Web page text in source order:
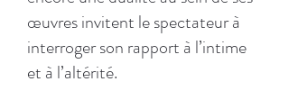
œuvres invitent le spectateur à
interroger son rapport à l’intime
et à l’altérité.